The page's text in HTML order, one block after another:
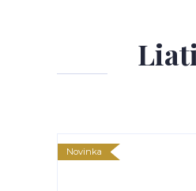
Novinka